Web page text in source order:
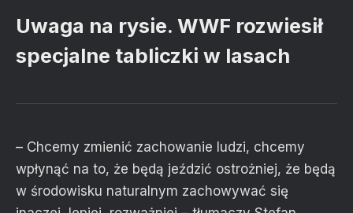
Uwaga na rysie. WWF rozwiesił
specjalne tabliczki w lasach
– Chcemy zmienić zachowanie ludzi, chcemy
wpłynąć na to, że będą jeździć ostrożniej, że będą
w środowisku naturalnym zachowywać się